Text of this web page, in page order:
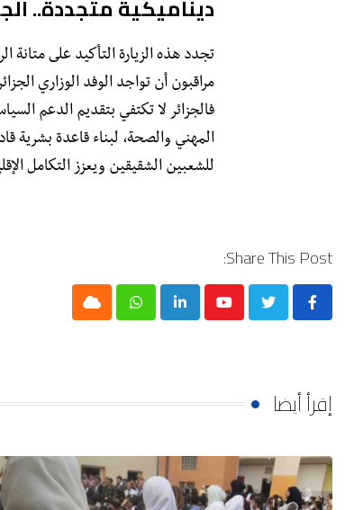
ديناميكية متجددة..
​تجدد هذه الزيارة التأكيد على متانة
مراقبون أن تواجد الوفد الوزاري
فالجزائر لا تكتفي بتقديم الدعم
المهني والصحة، لبناء قاعدة بشرية
للشعبين الشقيقين ويعزز التكامل
Share This Post:
Youtube
LinkedIn
Whatsapp
Cloud
إقرأ أيضا